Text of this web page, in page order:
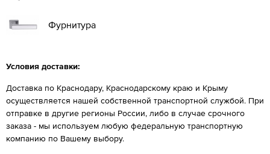
Фурнитура
Условия доставки:
Доставка по Краснодару, Краснодарскому краю и Крыму
осуществляется нашей собственной транспортной службой. При
отправке в другие регионы России, либо в случае срочного
заказа - мы используем любую федеральную транспортную
компанию по Вашему выбору.